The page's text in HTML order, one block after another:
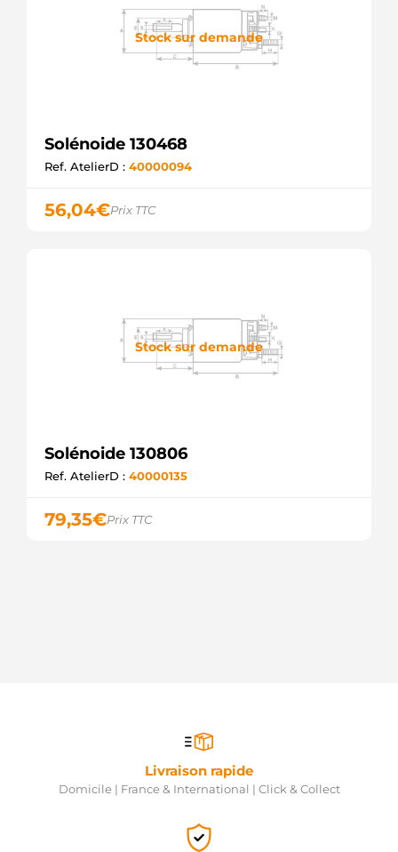
Stock sur demande
Solénoide 130468
Ref. AtelierD : 40000094
56,04€Prix TTC
Stock sur demande
Solénoide 130806
Ref. AtelierD : 40000135
79,35€Prix TTC
Livraison rapide
Domicile | France & International | Click & Collect